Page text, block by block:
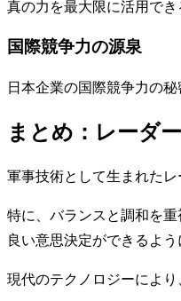
真の力を最大限に活用でき
国際競争力の源泉
日本企業の国際競争力の
まとめ：レーダ
軍事技術として生まれた
特に、バランスと調和を
良い意思決定ができるよう
現代のテクノロジーによ